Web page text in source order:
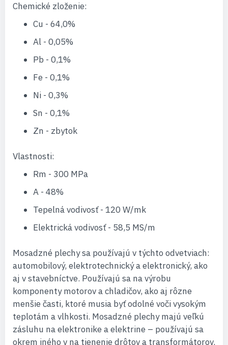
Chemické zloženie:
Cu - 64,0%
Al - 0,05%
Pb - 0,1%
Fe - 0,1%
Ni - 0,3%
Sn - 0,1%
Zn - zbytok
Vlastnosti:
Rm - 300 MPa
A - 48%
Tepelná vodivosť - 120 W/mk
Elektrická vodivosť - 58,5 MS/m
Mosadzné plechy sa používajú v týchto odvetviach:
automobilový, elektrotechnický a elektronický, ako
aj v stavebníctve. Používajú sa na výrobu
komponenty motorov a chladičov, ako aj rôzne
menšie časti, ktoré musia byť odolné voči vysokým
teplotám a vlhkosti. Mosadzné plechy majú veľkú
zásluhu na elektronike a elektrine – používajú sa
okrem iného v na tienenie drôtov a transformátorov.